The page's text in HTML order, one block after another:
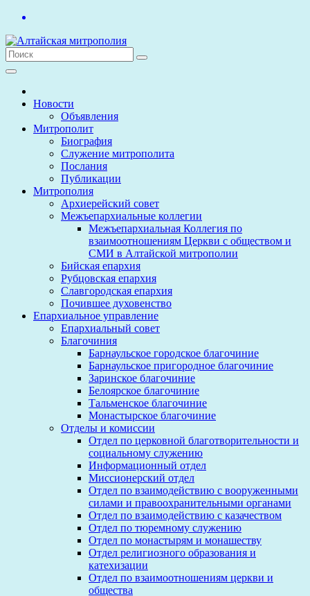
Перейти
содержимому
Новости
Объявления
Митрополит
Биография
Служение митрополита
Послания
Публикации
Митрополия
Архиерейский совет
Межъепархиальные коллегии
Межъепархиальная Коллегия по
взаимоотношениям Церкви с обществом и
СМИ в Алтайской митрополии
Бийская епархия
Рубцовская епархия
Славгородская епархия
Почившее духовенство
Епархиальное управление
Епархиальный совет
Благочиния
Барнаульское городское благочиние
Барнаульское пригородное благочиние
Заринское благочиние
Белоярское благочиние
Тальменское благочиние
Монастырское благочиние
Отделы и комиссии
Отдел по церковной благотворительности и
социальному служению
Информационный отдел
Миссионерский отдел
Отдел по взаимодействию с вооруженными
силами и правоохранительными органами
Отдел по взаимодействию с казачеством
Отдел по тюремному служению
Отдел по монастырям и монашеству
Отдел религиозного образования и
катехизации
Отдел по взаимоотношениям церкви и
общества